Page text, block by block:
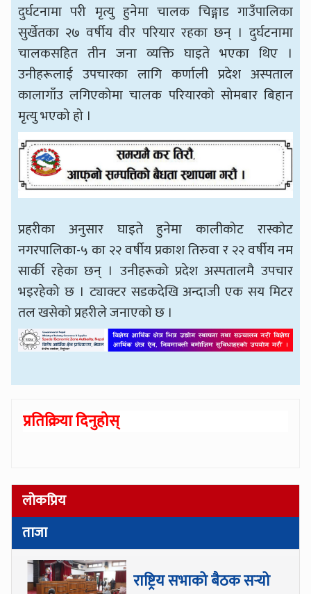
दुर्घटनामा परी मृत्यु हुनेमा चालक चिङ्गाड गाउँपालिका
सुर्खेतका २७ वर्षीय वीर परियार रहका छन् । दुर्घटनामा
चालकसहित तीन जना व्यक्ति घाइते भएका थिए ।
उनीहरूलाई उपचारका लागि कर्णाली प्रदेश अस्पताल
कालागाँउ लगिएकोमा चालक परियारको सोमबार बिहान
मृत्यु भएको हो ।
प्रहरीका अनुसार घाइते हुनेमा कालीकोट रास्कोट
नगरपालिका-५ का २२ वर्षीय प्रकाश तिरुवा र २२ वर्षीय नम
सार्की रहेका छन् । उनीहरूको प्रदेश अस्पतालमै उपचार
भइरहेको छ । ट्याक्टर सडकदेखि अन्दाजी एक सय मिटर
तल खसेको प्रहरीले जनाएको छ ।
प्रतिक्रिया दिनुहोस्
लोकप्रिय
ताजा
राष्ट्रिय सभाको बैठक सर्‍यो